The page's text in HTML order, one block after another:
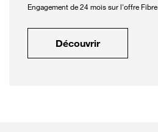
Engagement de 24 mois sur l'offre Fibre
Découvrir